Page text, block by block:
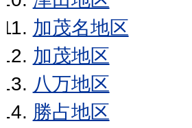
加茂名地区
加茂地区
八万地区
勝占地区